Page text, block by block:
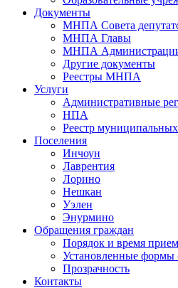
Документы
МНПА Совета
МНПА Главы
МНПА
Другие документы
Реестры МНПА
Услуги
Административные
НПА
Реестр
Поселения
Инчоун
Лаврентия
Лорино
Нешкан
Уэлен
Энурмино
Обращения граждан
Порядок и время
Установленные формы
Прозрачность
Контакты